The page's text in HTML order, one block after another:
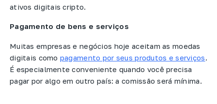
ativos digitais cripto.
Pagamento de bens e serviços
Muitas empresas e negócios hoje aceitam as moedas
digitais como pagamento por seus produtos e serviços.
É especialmente conveniente quando você precisa
pagar por algo em outro país: a comissão será mínima.